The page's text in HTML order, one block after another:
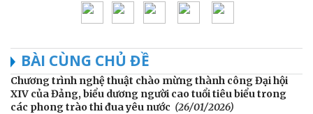
BÀI CÙNG CHỦ ĐỀ
Chương trình nghệ thuật chào mừng thành công Đại hội
XIV của Đảng, biểu dương người cao tuổi tiêu biểu trong
các phong trào thi đua yêu nước (26/01/2026)